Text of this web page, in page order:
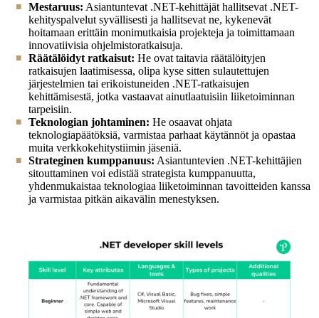
Mestaruus: Asiantuntevat .NET-kehittäjät hallitsevat .NET-
kehityspalvelut syvällisesti ja hallitsevat ne, kykenevät
hoitamaan erittäin monimutkaisia projekteja ja toimittamaan
innovatiivisia ohjelmistoratkaisuja.
Räätälöidyt ratkaisut: He ovat taitavia räätälöityjen
ratkaisujen laatimisessa, olipa kyse sitten sulautettujen
järjestelmien tai erikoistuneiden .NET-ratkaisujen
kehittämisestä, jotka vastaavat ainutlaatuisiin liiketoiminnan
tarpeisiin.
Teknologian johtaminen: He osaavat ohjata
teknologiapäätöksiä, varmistaa parhaat käytännöt ja opastaa
muita verkkokehitystiimin jäseniä.
Strateginen kumppanuus: Asiantuntevien .NET-kehittäjien
sitouttaminen voi edistää strategista kumppanuutta,
yhdenmukaistaa teknologiaa liiketoiminnan tavoitteiden kanssa
ja varmistaa pitkän aikavälin menestyksen.